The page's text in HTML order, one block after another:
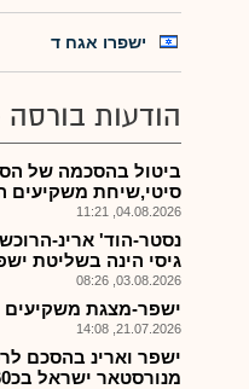
ישפרו אגח ד
הודעות
ביטול בהסכמה של
סיטי,שיחת משקיעים
04.08.2026, 11:21
נסטר-הוד' ארינ-
גיסי הינה בשליטת
03.08.2026, 08:26
ישפר-מצגת משקיעים
21.07.2026, 14:08
מנורסטאר ישראל בכ660מ'ש...